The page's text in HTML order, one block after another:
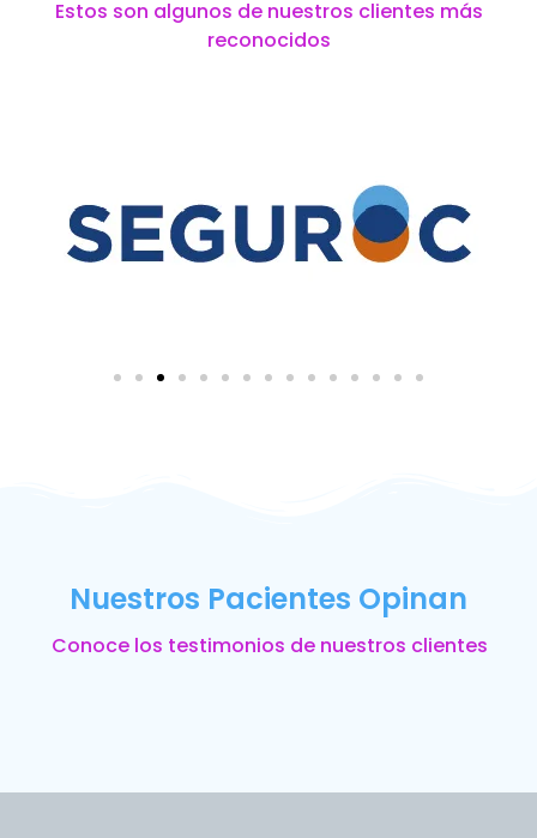
Estos son algunos de nuestros clientes más
reconocidos
Nuestros Pacientes Opinan
Conoce los testimonios de nuestros clientes